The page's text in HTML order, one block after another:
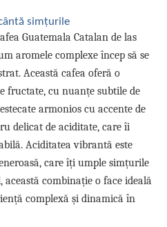
simțurile
Guatemala Catalan de las
aromele complexe încep să se
Această cafea oferă o
fructate, cu nuanțe subtile de
armonios cu accente de
delicat de aciditate, care îi
Aciditatea vibrantă este
care îți umple simțurile
combinație o face ideală
complexă și dinamică în